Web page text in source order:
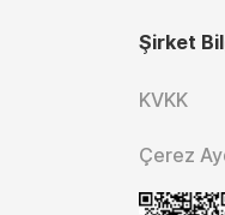
Şirket
KVKK
Çerez